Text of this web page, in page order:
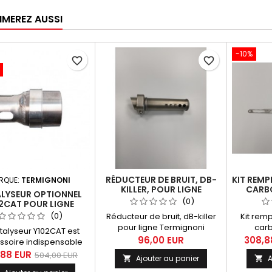
AUSSI
TERMIGNONI
OPTIONNEL
POUR LIGNE
YAMAHA MT-
900 & TRACER 900
(0)
Y102CAT est
indispensable
en toute légalité
ligne Termignoni
EUR 504,00 EUR
favorite_border
RÉDUCTEUR DE BRUIT, DB-
KILLER, POUR LIGNE
TERMIGNONI MT-09, XSR
900, TRACER 900
(0)
Réducteur de bruit, dB-killer
pour ligne Termignoni
homologuée : Compatible
avec les lignes suivantes :
Y102090CV, Y102090CVB,
96,00 EUR
 Ajouter au panier
favorite_border
-10%
KIT
Kit
900,
ou 